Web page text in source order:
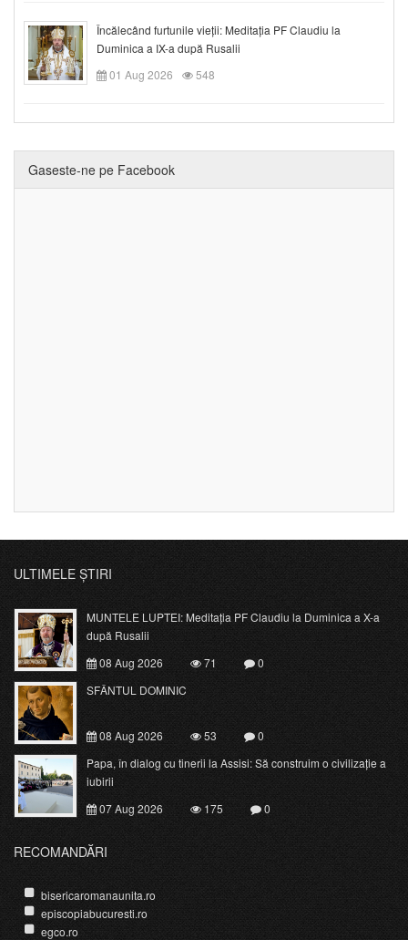
Încălecând furtunile vieții: Meditația PF Claudiu la
Duminica a IX-a după Rusalii
01 Aug 2026
548
Gaseste-ne pe Facebook
ULTIMELE ȘTIRI
MUNTELE LUPTEI: Meditația PF Claudiu la Duminica a X-a
după Rusalii
08 Aug 2026
71
0
SFÂNTUL DOMINIC
08 Aug 2026 53
0
Papa, în dialog cu tinerii la Assisi: Să construim o civilizație a
iubirii
07 Aug 2026
175 0
RECOMANDĂRI
bisericaromanaunita.ro
episcopiabucuresti.ro
egco.ro